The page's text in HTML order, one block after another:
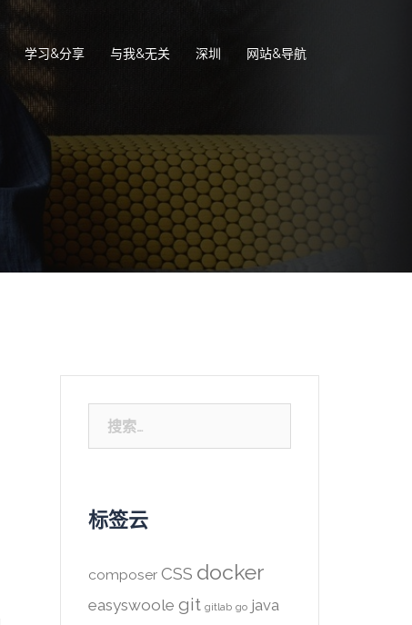
学习&分享 与我&无关 深圳 网站&导航
索：
标签云
composer CSS docker
easyswoole git gitlab go java